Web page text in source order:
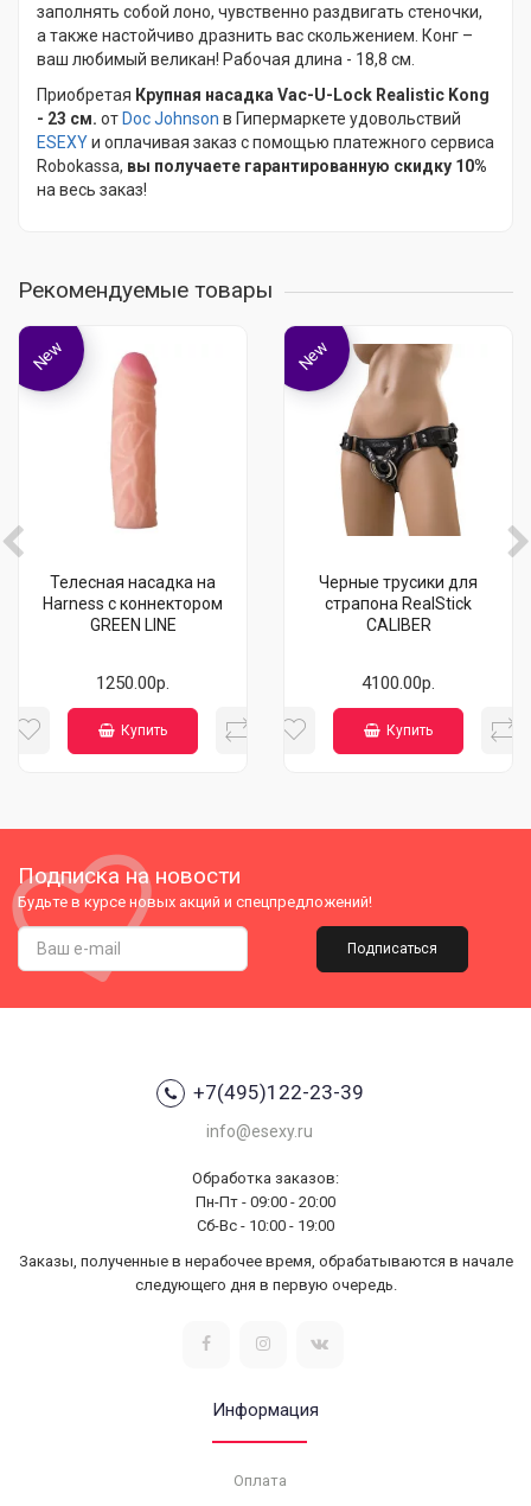
заполнять собой лоно, чувственно раздвигать стеночки,
а также настойчиво дразнить вас скольжением. Конг –
ваш любимый великан! Рабочая длина - 18,8 см.
Приобретая Крупная насадка Vac-U-Lock Realistic Kong
- 23 см. от Doc Johnson в Гипермаркете удовольствий
ESEXYи оплачивая заказ с помощью платежного сервиса
Robokassa, вы получаете гарантированную скидку 10%
на весь заказ!
Рекомендуемые товары
New
Телесная насадка на
Harness с коннектором
GREEN LINE
1250.00р.
Купить
New
Черные трусики для
страпона RealStick
CALIBER
4100.00р.
Купить
Подписка на новости
Будьте в курсе новых акций и спецпредложений!
Подписаться
+7(495)122-23-39
info@esexy.ru
Обработка заказов:
Пн-Пт - 09:00 - 20:00
Сб-Вс - 10:00 - 19:00
Заказы, полученные в нерабочее время, обрабатываются в начале
следующего дня в первую очередь.
Информация
Оплата